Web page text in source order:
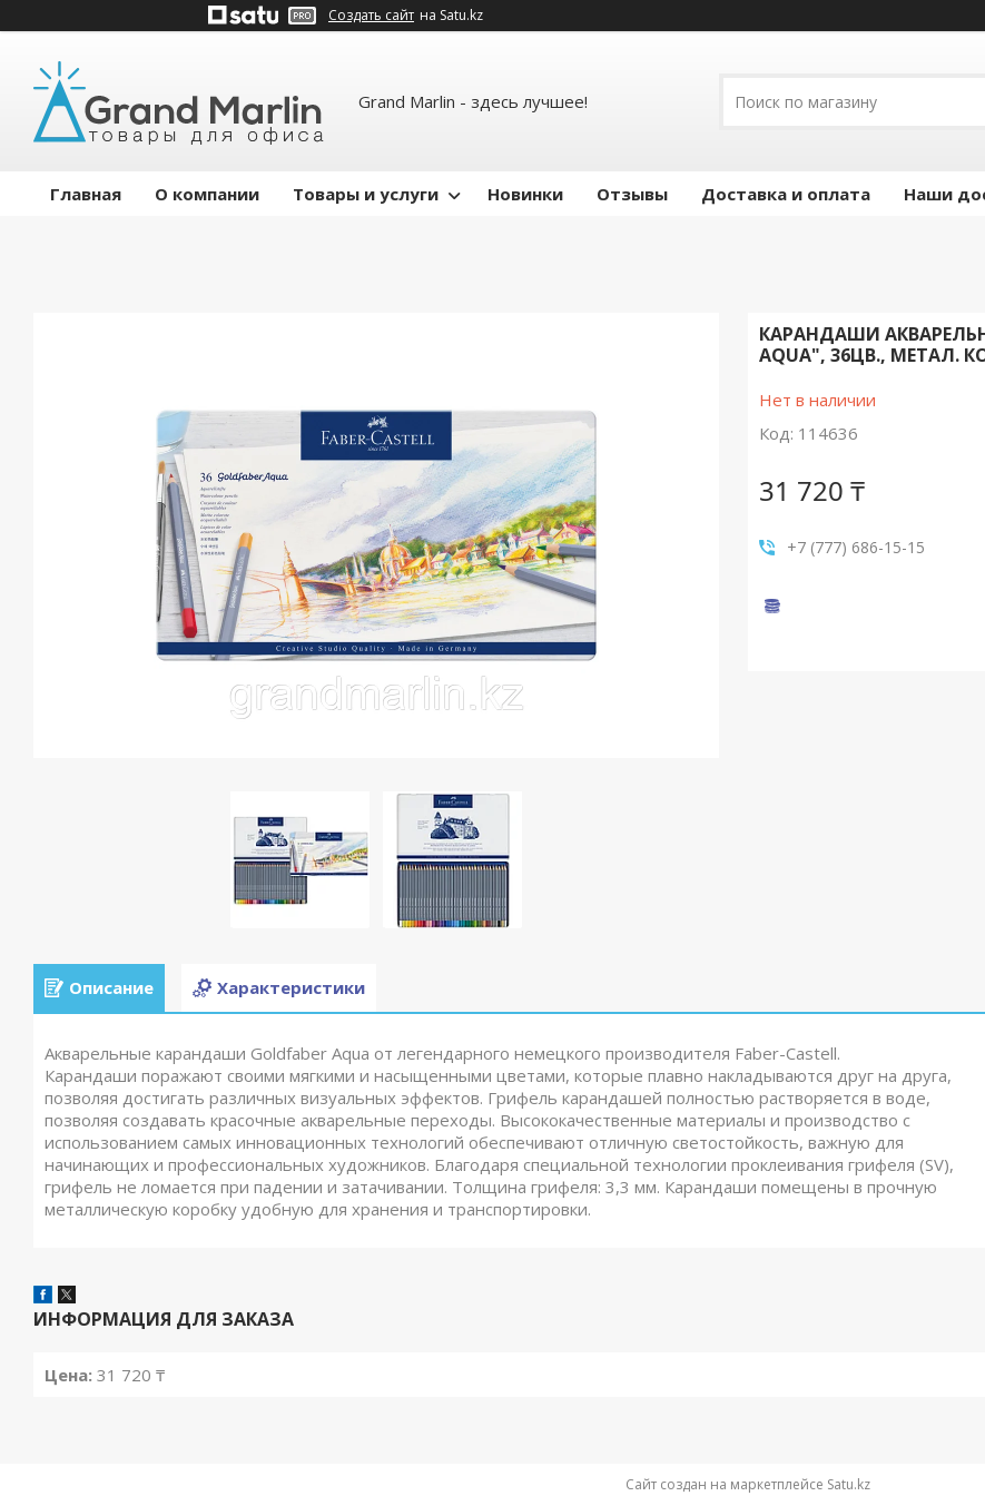
Создать сайт на Satu.kz
Grand Marlin - здесь лучшее!
Главная О компании Товары и услуги Новинки Отзывы Доставка и оплата Наши
КАРАНДАШИ
AQUA", 36ЦВ., МЕТАЛ.
Нет в наличии
Код: 114636
31 720 ₸
+7 (777) 686-15-15
Описание Характеристики
Акварельные карандаши Goldfaber Aqua от легендарного немецкого производителя Faber-Castell.
Карандаши поражают своими мягкими и насыщенными цветами, которые плавно накладываются друг на друга,
позволяя достигать различных визуальных эффектов. Грифель карандашей полностью растворяется в воде,
позволяя создавать красочные акварельные переходы. Высококачественные материалы и производство с
использованием самых инновационных технологий обеспечивают отличную светостойкость, важную для
начинающих и профессиональных художников. Благодаря специальной технологии проклеивания грифеля (SV),
грифель не ломается при падении и затачивании. Толщина грифеля: 3,3 мм. Карандаши помещены в прочную
металлическую коробку удобную для хранения и транспортировки.
ИНФОРМАЦИЯ ДЛЯ ЗАКАЗА
Цена: 31 720 ₸
Сайт создан на маркетплейсе Satu.kz